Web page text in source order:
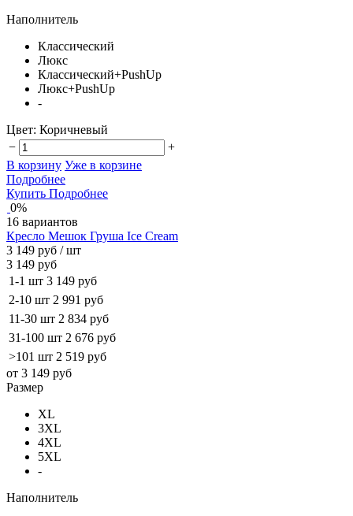
Наполнитель
Классический
Люкс
Классический+PushUp
Люкс+PushUp
-
Цвет: Коричневый
−
+
В корзину Уже в корзине
Подробнее
Купить Подробнее
0%
16 вариантов
Кресло Мешок Груша Ice Cream
3 149 руб / шт
3 149 руб
1-1 шт 3 149 руб
2-10 шт 2 991 руб
11-30 шт 2 834 руб
31-100 шт 2 676 руб
>101 шт 2 519 руб
от 3 149 руб
Размер
XL
3XL
4XL
5XL
-
Наполнитель